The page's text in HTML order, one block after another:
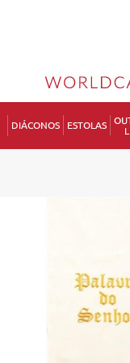
DIÁCONOS ESTOLAS